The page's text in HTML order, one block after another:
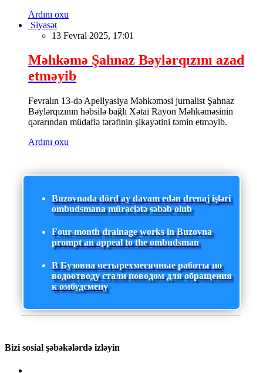
Ardını oxu
Siyasət
13 Fevral 2025, 17:01
Məhkəmə Şahnaz Bəylərqızını azad
etməyib
Fevralın 13-də Apellyasiya Məhkəməsi jurnalist Şahnaz
Bəylərqızının həbsilə bağlı Xətai Rayon Məhkəməsinin
qərarından müdafiə tərəfinin şikayətini təmin etməyib.
Ardını oxu
Buzovnada dörd ay davam edən drenaj işləri
ombudsmana müraciətə səbəb olub
Four-month drainage works in Buzovna
prompt an appeal to the ombudsman
В Бузовна четырехмесячные работы по
водоотводу стали поводом для обращения
к омбудсмену
Bizi sosial şəbəkələrdə izləyin